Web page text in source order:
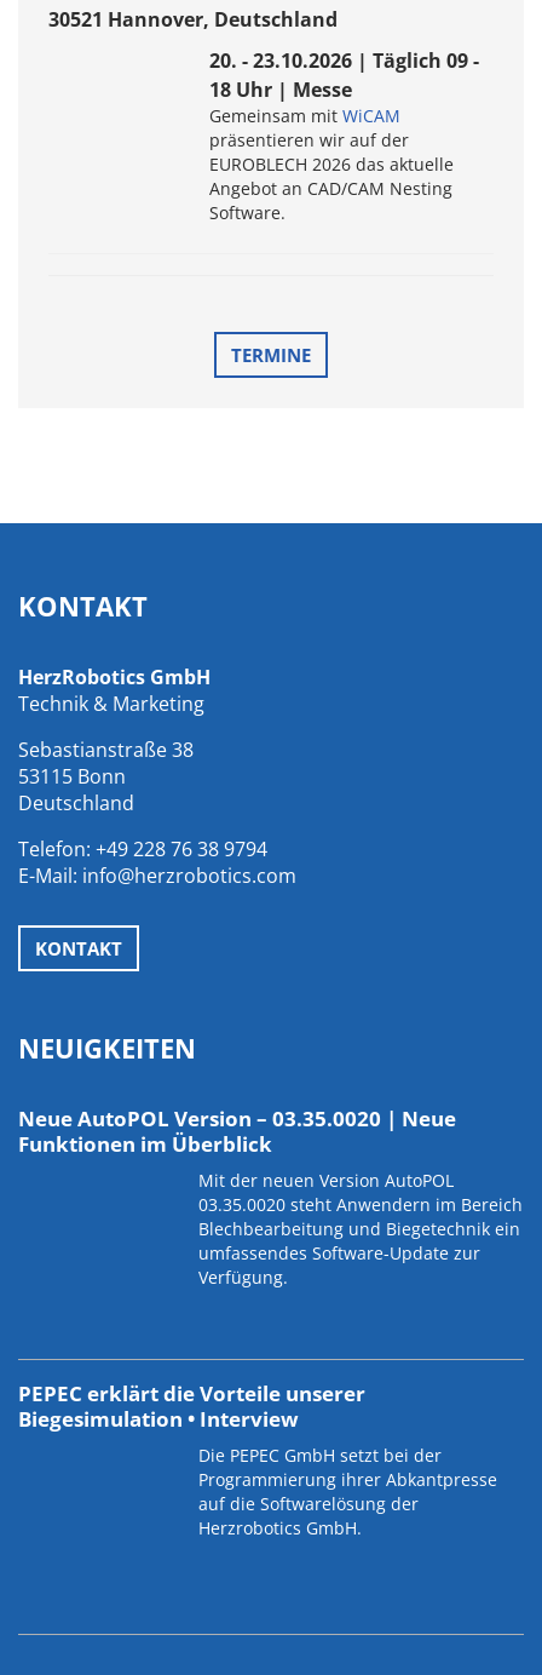
30521 Hannover, Deutschland
20. - 23.10.2026 | Täglich 09 -
18 Uhr | Messe
Gemeinsam mit WiCAM
präsentieren wir auf der
EUROBLECH 2026 das aktuelle
Angebot an CAD/CAM Nesting
Software.
TERMINE
KONTAKT
HerzRobotics GmbH
Technik & Marketing
Sebastianstraße 38
53115 Bonn
Deutschland
Telefon: +49 228 76 38 9794
E-Mail: info@herzrobotics.com
KONTAKT
NEUIGKEITEN
Neue AutoPOL Version – 03.35.0020 | Neue
Funktionen im Überblick
Mit der neuen Version AutoPOL
03.35.0020 steht Anwendern im Bereich
Blechbearbeitung und Biegetechnik ein
umfassendes Software-Update zur
Verfügung.
PEPEC erklärt die Vorteile unserer
Biegesimulation • Interview
Die PEPEC GmbH setzt bei der
Programmierung ihrer Abkantpresse
auf die Softwarelösung der
Herzrobotics GmbH.